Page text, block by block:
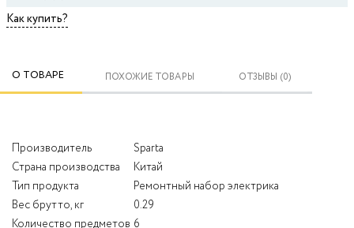
Как купить?
О ТОВАРЕ ПОХОЖИЕ ТОВАРЫ ОТЗЫВЫ (0)
Производитель
Sparta
Страна производства
Китай
Тип продукта
Ремонтный набор электрика
Вес брутто, кг
0.29
Количество предметов 6